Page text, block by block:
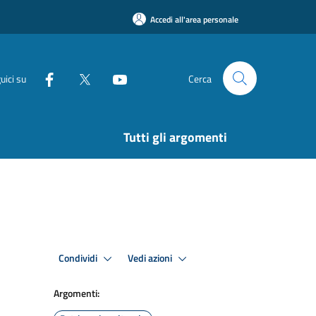
Accedi all'area personale
su Cerca
Tutti gli argomenti
Condividi Vedi azioni
Argomenti: